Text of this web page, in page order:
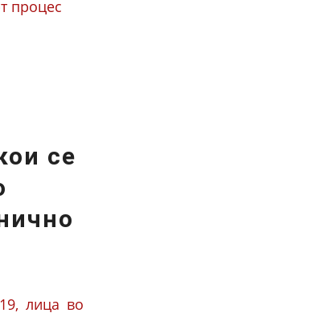
процес
се
лица во